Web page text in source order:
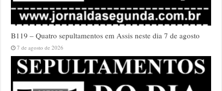
B119 – Quatro sepultamentos em Assis neste dia 7 de agosto
7 de agosto de 2026